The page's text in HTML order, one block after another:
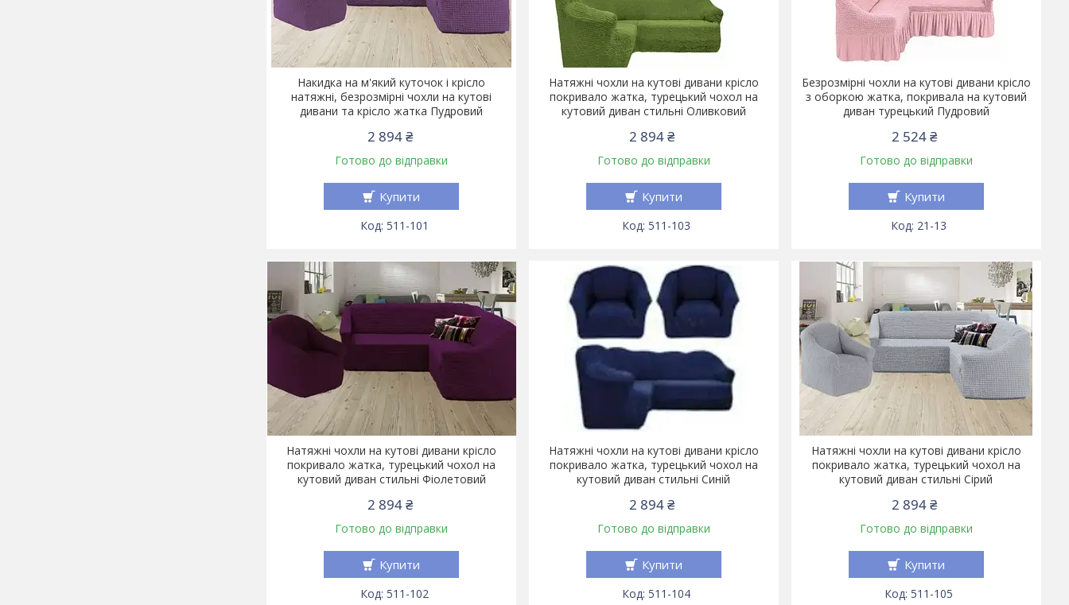
Накидка на м'який куточок і крісло
натяжні, безрозмірні чохли на кутові
дивани та крісло жатка Пудровий
2 894 ₴
Готово до відправки
Купити
511-101
Натяжні чохли на кутові дивани крісло
покривало жатка, турецький чохол на
кутовий диван стильні Оливковий
2 894 ₴
Готово до відправки
Купити
511-103
Безрозмірні чохли на кутові дивани крісло
з оборкою жатка, покривала на кутовий
диван турецький Пудровий
2 524 ₴
Готово до відправки
Купити
21-13
Натяжні чохли на кутові дивани крісло
покривало жатка, турецький чохол на
кутовий диван стильні Фіолетовий
2 894 ₴
Готово до відправки
Купити
511-102
Натяжні чохли на кутові дивани крісло
покривало жатка, турецький чохол на
кутовий диван стильні Синій
2 894 ₴
Готово до відправки
Купити
511-104
Натяжні чохли на кутові дивани крісло
покривало жатка, турецький чохол на
кутовий диван стильні Сірий
2 894 ₴
Готово до відправки
Купити
511-105